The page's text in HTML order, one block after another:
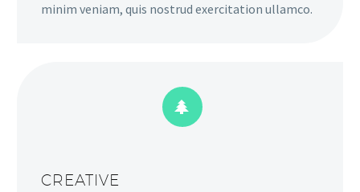
minim veniam, quis nostrud exercitation ullamco.


CREATIVE